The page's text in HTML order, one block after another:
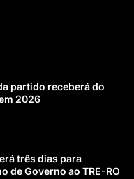
partido receberá do
2026
três dias para
de Governo ao TRE-RO